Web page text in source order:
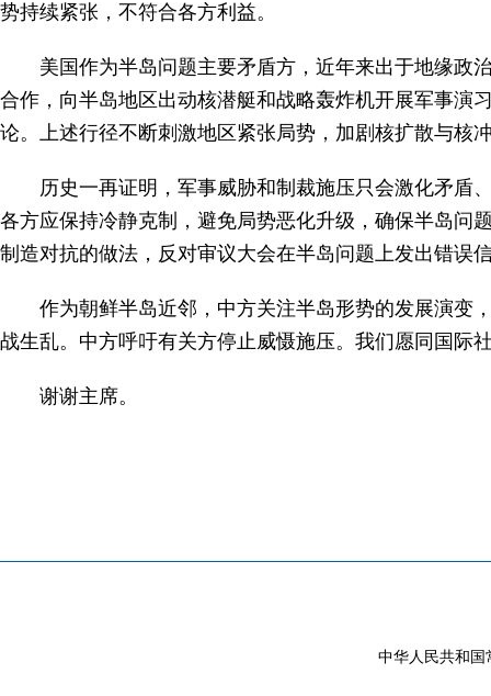
势持续紧张，不符合各方利益。
美国作为半岛问题主要矛盾方，近年来出于地缘政
合作，向半岛地区出动核潜艇和战略轰炸机开展军事演
论。上述行径不断刺激地区紧张局势，加剧核扩散与核
历史一再证明，军事威胁和制裁施压只会激化矛盾
各方应保持冷静克制，避免局势恶化升级，确保半岛问
制造对抗的做法，反对审议大会在半岛问题上发出错误
作为朝鲜半岛近邻，中方关注半岛形势的发展演变
战生乱。中方呼吁有关方停止威慑施压。我们愿同国际
谢谢主席。
中华人民共和国